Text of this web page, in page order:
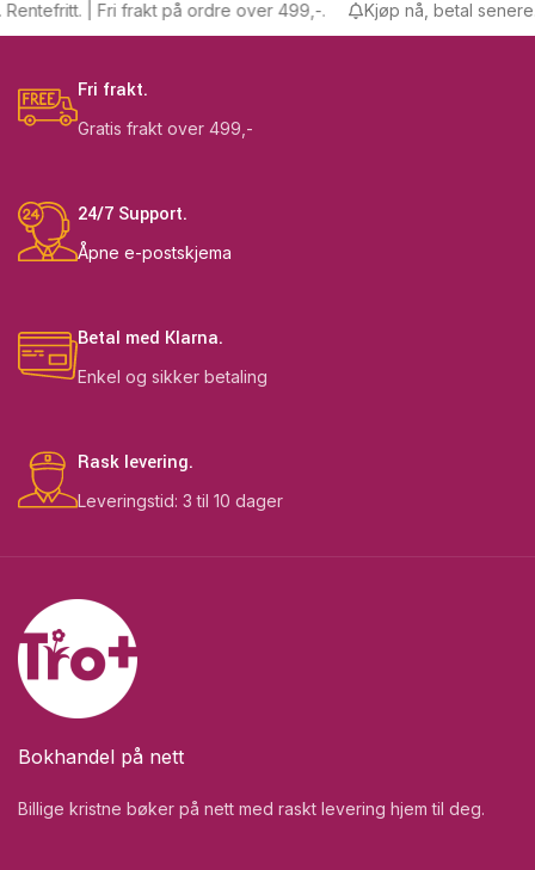
| Fri frakt på ordre over 499,-. Kjøp nå, betal senere.
Fri frakt.
Gratis frakt over 499,-
24/7 Support.
Åpne e-postskjema
Betal med Klarna.
Enkel og sikker betaling
Rask levering.
Leveringstid: 3 til 10 dager
Bokhandel på nett
Billige kristne bøker på nett med raskt levering hjem til deg.